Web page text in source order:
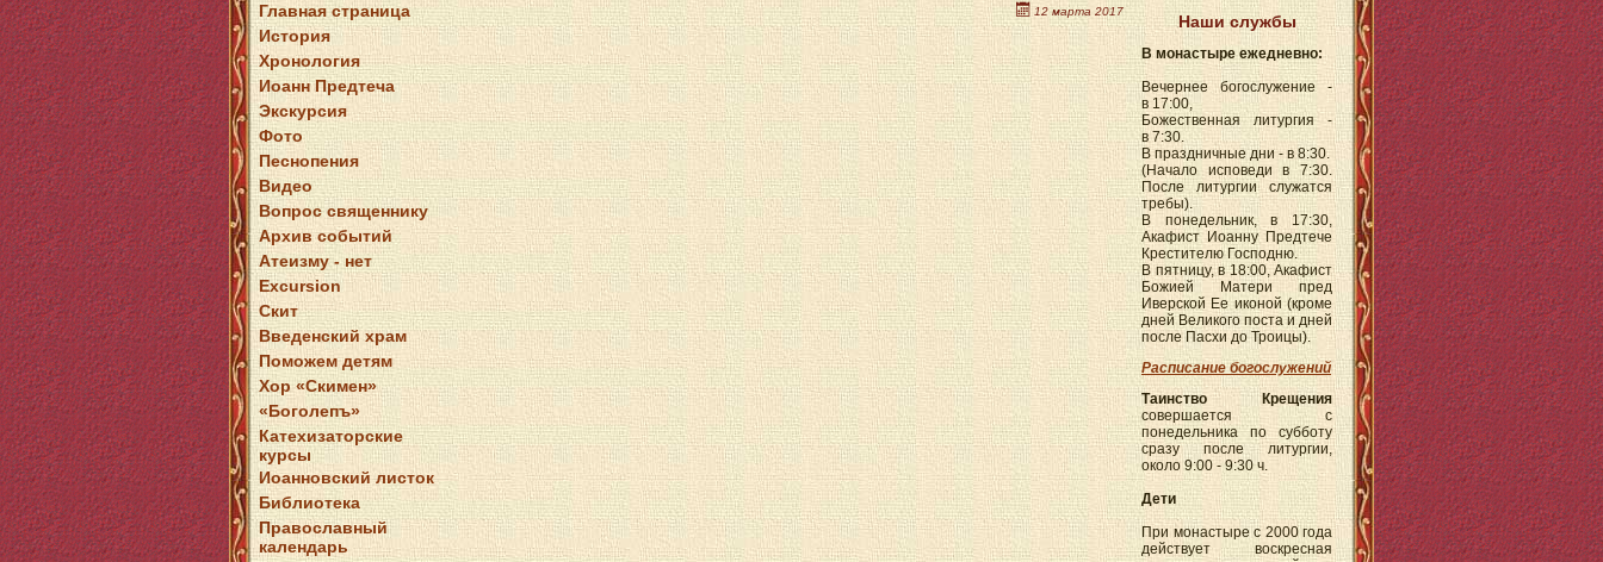
Главная страница
История
Хронология
Иоанн Предтеча
Экскурсия
Фото
Песнопения
Видео
Вопрос священнику
Архив событий
Атеизму - нет
Excursion
Скит
Введенский храм
Поможем детям
Хор «Скимен»
«Боголепъ»
Катехизаторские
курсы
Иоанновский листок
Библиотека
Православный
календарь
12 марта 2017
Наши службы
В монастыре ежедневно:
Вечернее богослужение -
в 17:00,
Божественная литургия -
в 7:30.
В праздничные дни - в 8:30.
(Начало исповеди в 7:30.
После литургии служатся
требы).
В понедельник, в 17:30,
Акафист Иоанну Предтече
Крестителю Господню.
В пятницу, в 18:00, Акафист
Божией Матери пред
Иверской Ее иконой (кроме
дней Великого поста и дней
после Пасхи до Троицы).
Расписание богослужений
Таинство Крещения
совершается с
понедельника по субботу
сразу после литургии,
около 9:00 - 9:30 ч.
Дети
При монастыре с 2000 года
действует воскресная